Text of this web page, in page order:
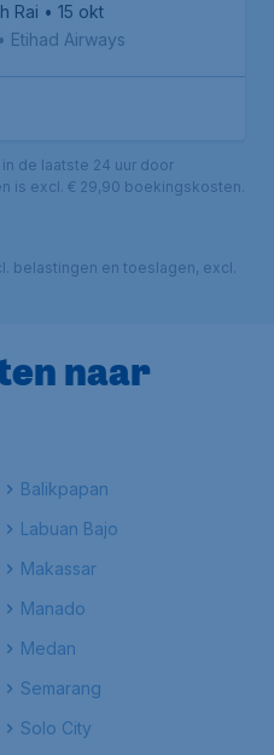
Rai • 15 okt
• Etihad Airways
de laatste 24 uur door
is excl. € 29,90 boekingskosten.
belastingen en toeslagen, excl.
naar
Balikpapan
Labuan Bajo
Makassar
Manado
Medan
Semarang
Solo City